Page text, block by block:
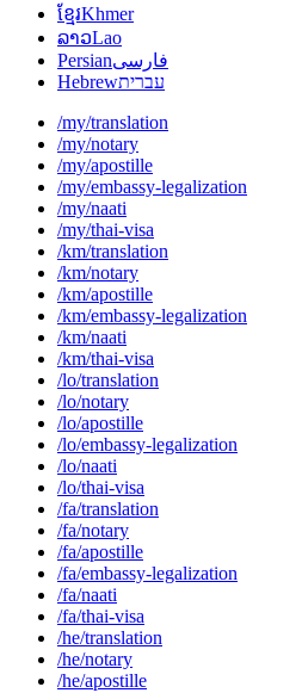
ខ្មែរKhmer
ລາວLao
فارسیPersian
עבריתHebrew
/my/translation
/my/notary
/my/apostille
/my/embassy-legalization
/my/naati
/my/thai-visa
/km/translation
/km/notary
/km/apostille
/km/embassy-legalization
/km/naati
/km/thai-visa
/lo/translation
/lo/notary
/lo/apostille
/lo/embassy-legalization
/lo/naati
/lo/thai-visa
/fa/translation
/fa/notary
/fa/apostille
/fa/embassy-legalization
/fa/naati
/fa/thai-visa
/he/translation
/he/notary
/he/apostille